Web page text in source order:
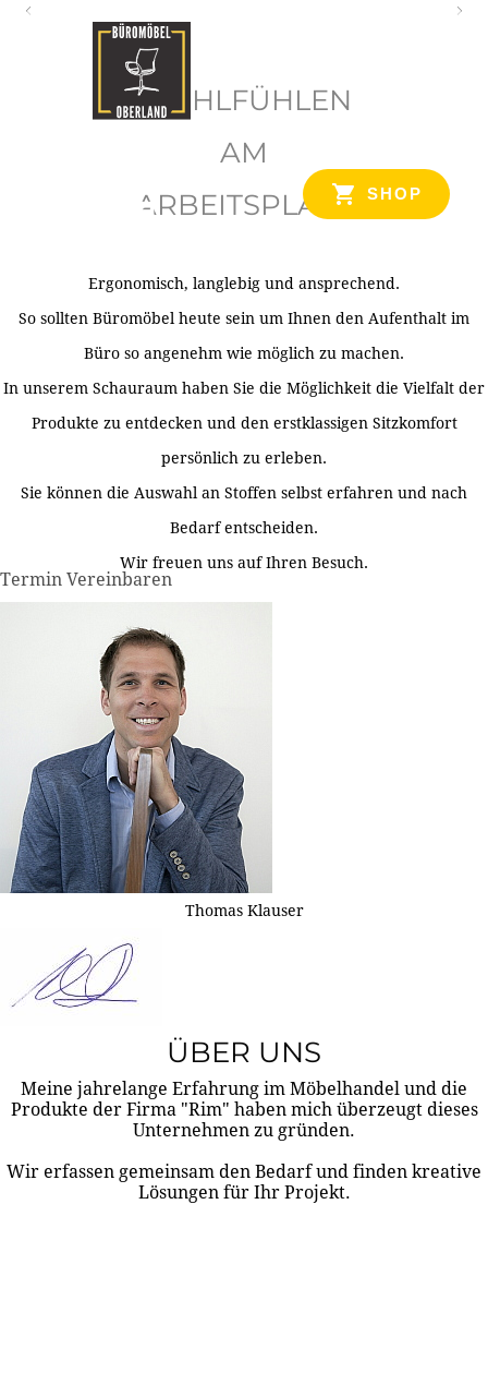
SHOP
WOHLFÜHLEN
AM
ARBEITSPLATZ
Ergonomisch, langlebig und ansprechend.
So sollten Büromöbel heute sein um Ihnen den Aufenthalt im
Büro so angenehm wie möglich zu machen.
In unserem Schauraum haben Sie die Möglichkeit die Vielfalt der
Produkte zu entdecken und den erstklassigen Sitzkomfort
persönlich zu erleben.
Sie können die Auswahl an Stoffen selbst erfahren und nach
Bedarf entscheiden.
Wir freuen uns auf Ihren Besuch.
Termin Vereinbaren
Thomas Klauser
ÜBER UNS
Meine jahrelange Erfahrung im Möbelhandel und die
Produkte der Firma "Rim" haben mich überzeugt dieses
Unternehmen zu gründen.
Wir erfassen gemeinsam den Bedarf und finden kreative
Lösungen für Ihr Projekt.